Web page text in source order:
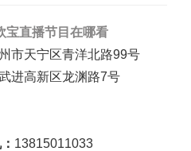
宝直播节目在哪看
市天宁区青洋北路99号
进高新区龙渊路7号
13815011033